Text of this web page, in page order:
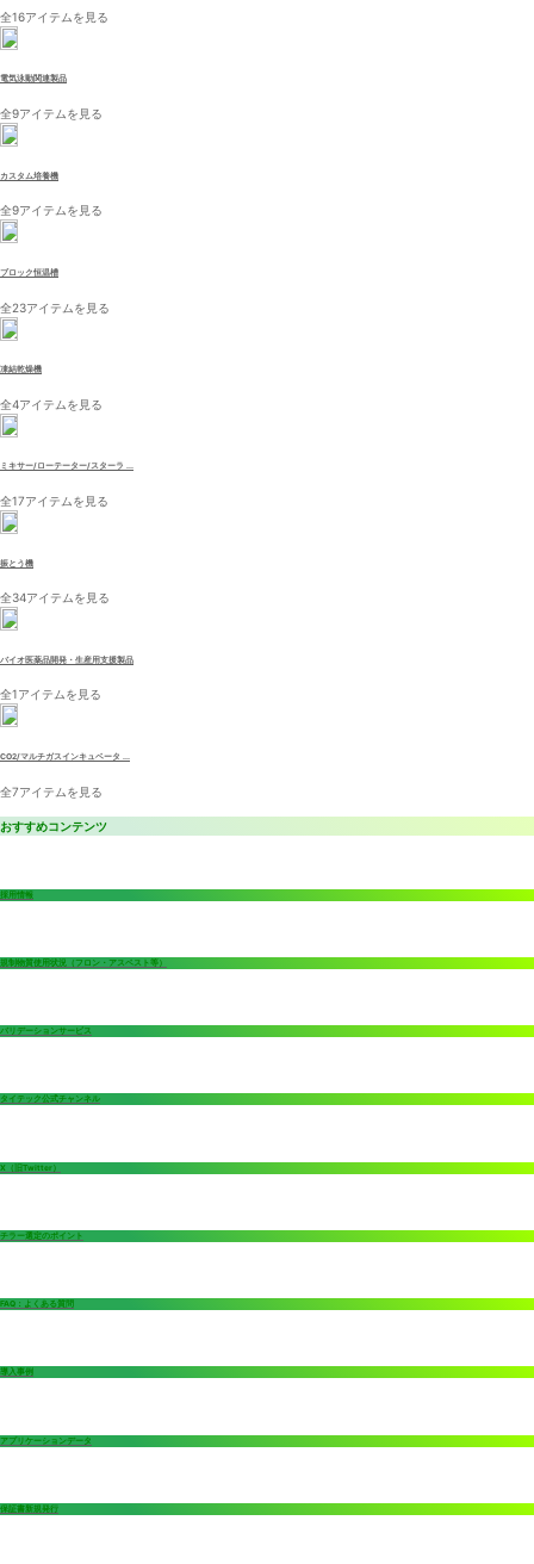
全16アイテムを見る
電気泳動関連製品
全9アイテムを見る
カスタム培養機
全9アイテムを見る
ブロック恒温槽
全23アイテムを見る
凍結乾燥機
全4アイテムを見る
ミキサー/ローテーター/スターラ ...
全17アイテムを見る
振とう機
全34アイテムを見る
バイオ医薬品開発・生産用支援製品
全1アイテムを見る
CO2/マルチガスインキュベータ ...
全7アイテムを見る
おすすめコンテンツ
採用情報
規制物質使用状況（フロン・アスベスト等）
バリデーションサービス
タイテック公式チャンネル
X（旧Twitter）
チラー選定のポイント
FAQ：よくある質問
導入事例
アプリケーションデータ
保証書新規発行